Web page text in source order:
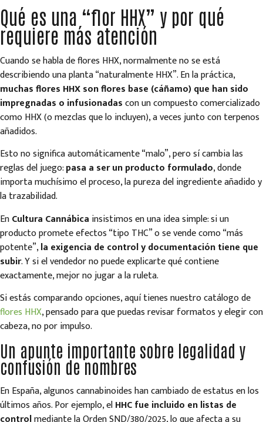
Qué es una “flor HHX” y por qué
requiere más atención
Cuando se habla de flores HHX, normalmente no se está
describiendo una planta “naturalmente HHX”. En la práctica,
muchas flores HHX son flores base (cáñamo) que han sido
impregnadas o infusionadascon un compuesto comercializado
como HHX (o mezclas que lo incluyen), a veces junto con terpenos
añadidos.
Esto no significa automáticamente “malo”, pero sí cambia las
reglas del juego:pasa a ser un producto formulado, donde
importa muchísimo el proceso, la pureza del ingrediente añadido y
la trazabilidad.
EnCultura Cannábica insistimos en una idea simple: si un
producto promete efectos “tipo THC” o se vende como “más
potente”,la exigencia de control y documentación tiene que
subir. Y si el vendedor no puede explicarte qué contiene
exactamente, mejor no jugar a la ruleta.
Si estás comparando opciones, aquí tienes nuestro catálogo de
flores HHX, pensado para que puedas revisar formatos y elegir con
cabeza, no por impulso.
Un apunte importante sobre legalidad y
confusión de nombres
En España, algunos cannabinoides han cambiado de estatus en los
últimos años. Por ejemplo, elHHC fue incluido en listas de